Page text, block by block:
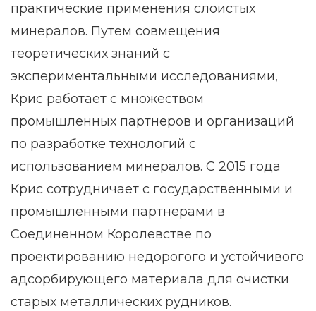
практические применения слоистых
минералов. Путем совмещения
теоретических знаний с
экспериментальными исследованиями,
Крис работает с множеством
промышленных партнеров и организаций
по разработке технологий с
использованием минералов. С 2015 года
Крис сотрудничает с государственными и
промышленными партнерами в
Соединенном Королевстве по
проектированию недорогого и устойчивого
адсорбирующего материала для очистки
старых металлических рудников.